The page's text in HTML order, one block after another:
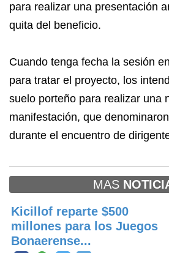
para realizar una presentación
quita del beneficio.
Cuando tenga fecha la sesión
para tratar el proyecto, los
suelo porteño para realizar una
manifestación, que
durante el encuentro de
MAS
Kicillof reparte $500
millones para los Juegos
Bonaerense...